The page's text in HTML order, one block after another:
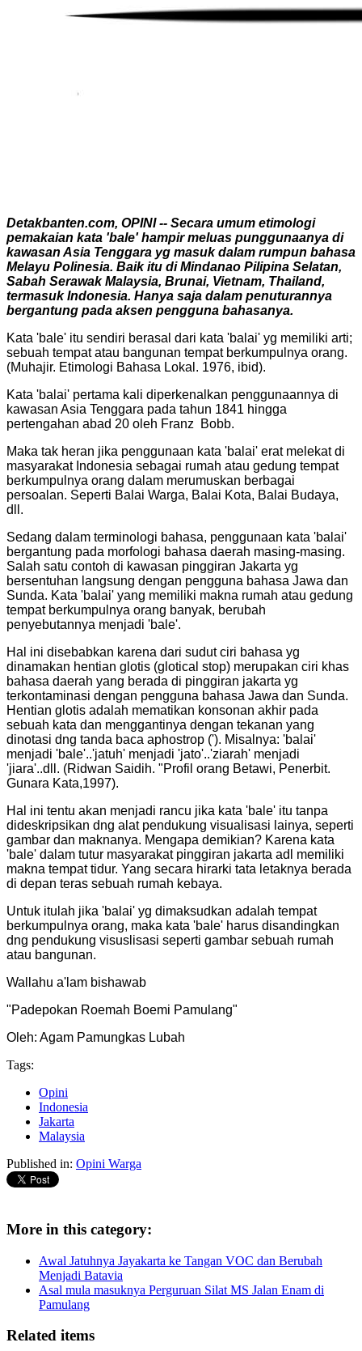
Detakbanten.com, OPINI -- Secara umum etimologi
pemakaian kata 'bale' hampir meluas punggunaanya di
kawasan Asia Tenggara yg masuk dalam rumpun bahasa
Melayu Polinesia. Baik itu di Mindanao Pilipina Selatan,
Sabah Serawak Malaysia, Brunai, Vietnam, Thailand,
termasuk Indonesia. Hanya saja dalam penuturannya
bergantung pada aksen pengguna bahasanya.
Kata 'bale' itu sendiri berasal dari kata 'balai' yg memiliki arti;
sebuah tempat atau bangunan tempat berkumpulnya orang.
(Muhajir. Etimologi Bahasa Lokal. 1976, ibid).
Kata 'balai' pertama kali diperkenalkan penggunaannya di
kawasan Asia Tenggara pada tahun 1841 hingga
pertengahan abad 20 oleh Franz Bobb.
Maka tak heran jika penggunaan kata 'balai' erat melekat di
masyarakat Indonesia sebagai rumah atau gedung tempat
berkumpulnya orang dalam merumuskan berbagai
persoalan. Seperti Balai Warga, Balai Kota, Balai Budaya,
dll.
Sedang dalam terminologi bahasa, penggunaan kata 'balai'
bergantung pada morfologi bahasa daerah masing-masing.
Salah satu contoh di kawasan pinggiran Jakarta yg
bersentuhan langsung dengan pengguna bahasa Jawa dan
Sunda. Kata 'balai' yang memiliki makna rumah atau gedung
tempat berkumpulnya orang banyak, berubah
penyebutannya menjadi 'bale'.
Hal ini disebabkan karena dari sudut ciri bahasa yg
dinamakan hentian glotis (glotical stop) merupakan ciri khas
bahasa daerah yang berada di pinggiran jakarta yg
terkontaminasi dengan pengguna bahasa Jawa dan Sunda.
Hentian glotis adalah mematikan konsonan akhir pada
sebuah kata dan menggantinya dengan tekanan yang
dinotasi dng tanda baca aphostrop ('). Misalnya: 'balai'
menjadi 'bale'..'jatuh' menjadi 'jato'..'ziarah' menjadi
'jiara'..dll. (Ridwan Saidih. "Profil orang Betawi, Penerbit.
Gunara Kata,1997).
Hal ini tentu akan menjadi rancu jika kata 'bale' itu tanpa
dideskripsikan dng alat pendukung visualisasi lainya, seperti
gambar dan maknanya. Mengapa demikian? Karena kata
'bale' dalam tutur masyarakat pinggiran jakarta adl memiliki
makna tempat tidur. Yang secara hirarki tata letaknya berada
di depan teras sebuah rumah kebaya.
Untuk itulah jika 'balai' yg dimaksudkan adalah tempat
berkumpulnya orang, maka kata 'bale' harus disandingkan
dng pendukung visuslisasi seperti gambar sebuah rumah
atau bangunan.
Wallahu a'lam bishawab
"Padepokan Roemah Boemi Pamulang"
Oleh: Agam Pamungkas Lubah
Tags:
Opini
Indonesia
Jakarta
Malaysia
Published in: Opini Warga
More in this category:
Awal Jatuhnya Jayakarta ke Tangan VOC dan Berubah
Menjadi Batavia
Asal mula masuknya Perguruan Silat MS Jalan Enam di
Pamulang
Related items